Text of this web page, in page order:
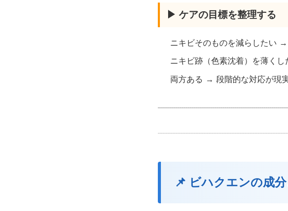
▶ ケアの目標を整理する
ニキビそのものを減らしたい
ニキビ跡（色素沈着）を薄く
両方ある → 段階的な対応が現
📌 ビハクエンの成